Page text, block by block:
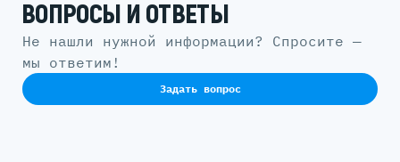
ВОПРОСЫ И ОТВЕТЫ
Не нашли нужной информации? Спросите —
мы ответим!
Задать вопрос